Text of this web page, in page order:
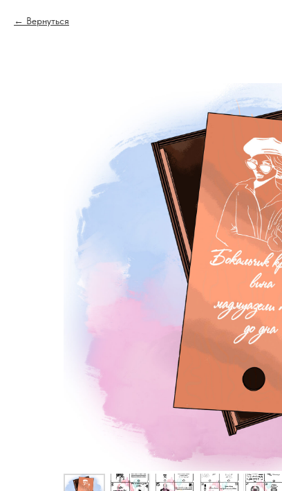
Вернуться